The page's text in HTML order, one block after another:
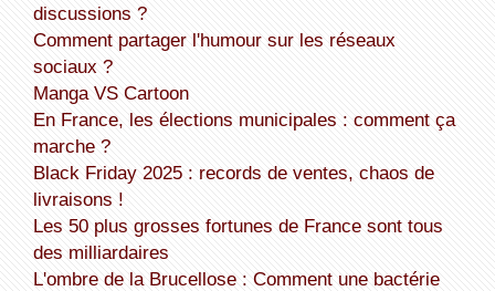
discussions ?
Comment partager l'humour sur les réseaux
sociaux ?
Manga VS Cartoon
En France, les élections municipales : comment ça
marche ?
Black Friday 2025 : records de ventes, chaos de
livraisons !
Les 50 plus grosses fortunes de France sont tous
des milliardaires
L'ombre de la Brucellose : Comment une bactérie